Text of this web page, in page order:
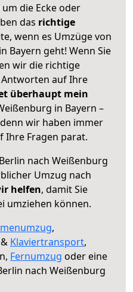
die Ecke oder
das richtige
wenn es Umzüge von
Bayern geht! Wenn Sie
wir die richtige
Antworten auf Ihre
überhaupt mein
in Bayern –
wir haben immer
Ihre Fragen parat.
nach Weißenburg
Umzug nach
helfen, damit Sie
umziehen können.
,
Klaviertransport,
Fernumzug oder eine
nach Weißenburg